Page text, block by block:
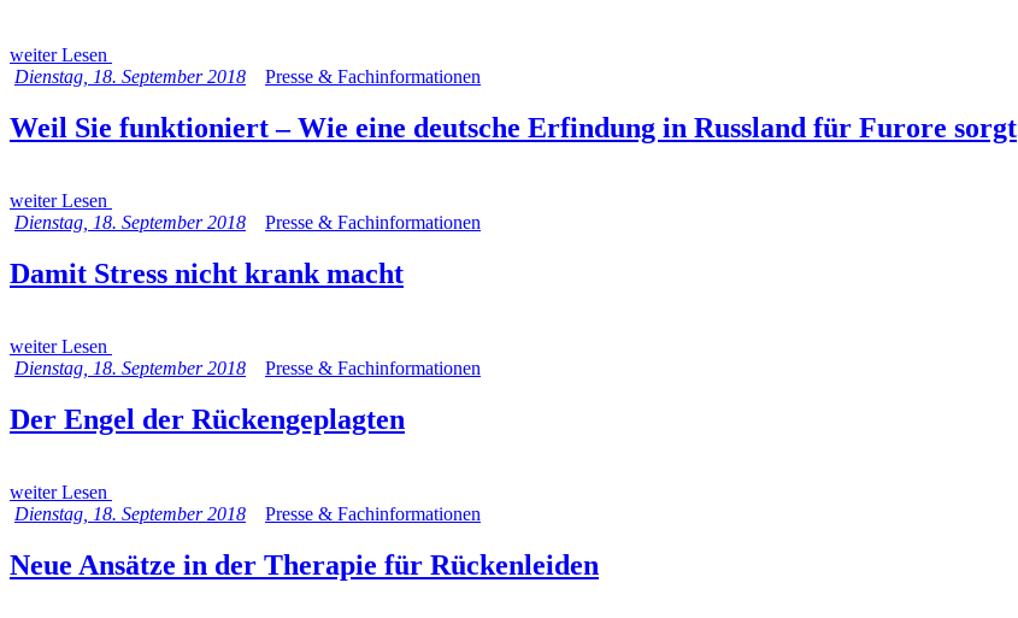
weiter Lesen
Dienstag, 18. September 2018
Presse & Fachinformationen
Weil Sie funktioniert – Wie eine deutsche Erfindung in Russland für Furore sorgt
weiter Lesen
Dienstag, 18. September 2018
Presse & Fachinformationen
Damit Stress nicht krank macht
weiter Lesen
Dienstag, 18. September 2018
Presse & Fachinformationen
Der Engel der Rückengeplagten
weiter Lesen
Dienstag, 18. September 2018
Presse & Fachinformationen
Neue Ansätze in der Therapie für Rückenleiden